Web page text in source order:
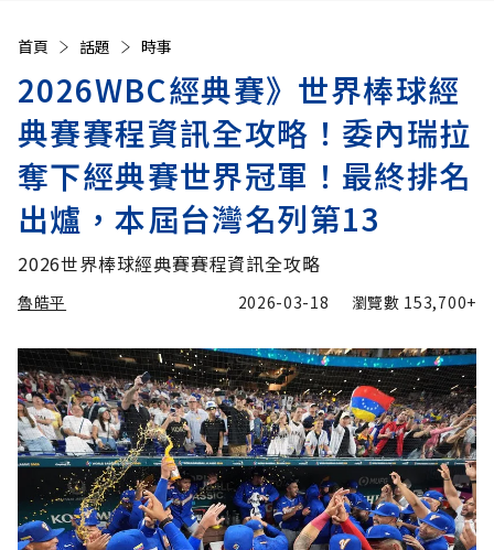
首頁 話題 時事
2026WBC經典賽》世界棒球經
典賽賽程資訊全攻略！委內瑞拉
奪下經典賽世界冠軍！最終排名
出爐，本屆台灣名列第13
2026世界棒球經典賽賽程資訊全攻略
魯皓平 2026-03-18 瀏覽數 153,700+